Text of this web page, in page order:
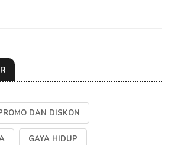
DAN DISKON
GAYA HIDUP